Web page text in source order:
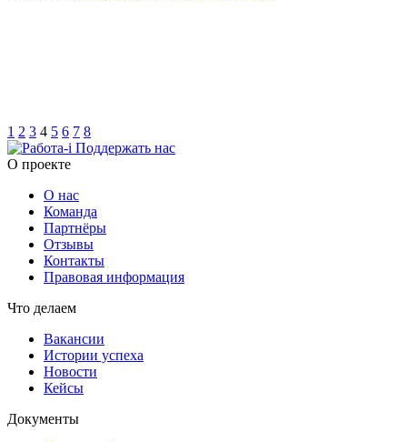
1 2 3 4 5 6 7 8
Поддержать нас
O проекте
О нас
Команда
Партнёры
Отзывы
Контакты
Правовая информация
Что делаем
Вакансии
Истории успеха
Новости
Кейсы
Документы